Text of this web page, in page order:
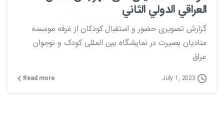
العراقي الدولي الثاني
گزارش تصویری حضور و استقبال کودکان از غرفه موسسه
منادیان بصیرت در نمایشگاه بین المللی کودک و نوجوان
عراق
July 1, 2023
Read more